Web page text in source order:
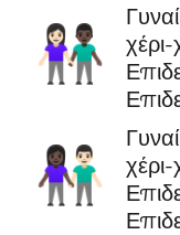
👩🏻‍🤝‍👨🏿
👩🏿‍🤝‍👨🏻